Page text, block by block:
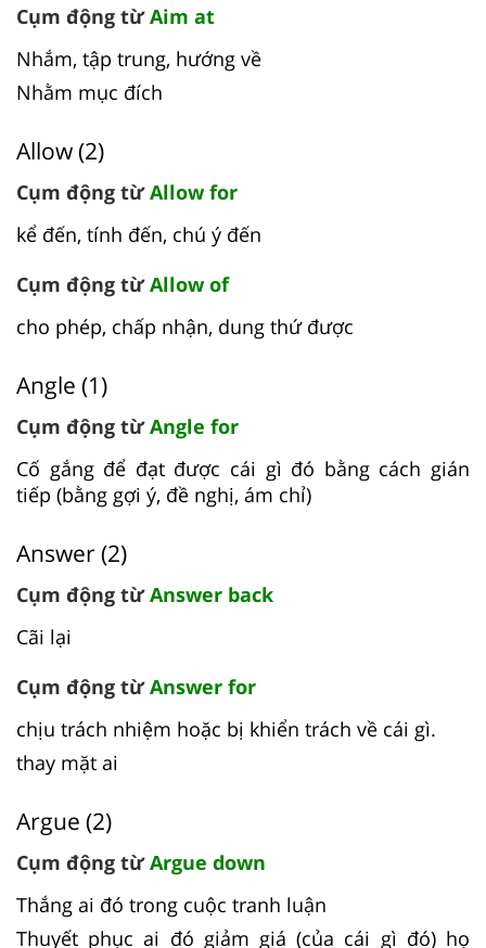
Cụm động từAim at
Nhắm, tập trung, hướng về
Nhằm mục đích
Allow (2)
Cụm động từAllow for
kể đến, tính đến, chú ý đến
Cụm động từAllow of
cho phép, chấp nhận, dung thứ được
Angle (1)
Cụm động từAngle for
Cố gắng để đạt được cái gì đó bằng cách gián
tiếp (bằng gợi ý, đề nghị, ám chỉ)
Answer (2)
Cụm động từAnswer back
Cãi lại
Cụm động từAnswer for
chịu trách nhiệm hoặc bị khiển trách về cái gì.
thay mặt ai
Argue (2)
Cụm động từArgue down
Thắng ai đó trong cuộc tranh luận
Thuyết phục ai đó giảm giá (của cái gì đó) họ